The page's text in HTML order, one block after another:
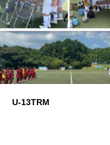
U-13TRM